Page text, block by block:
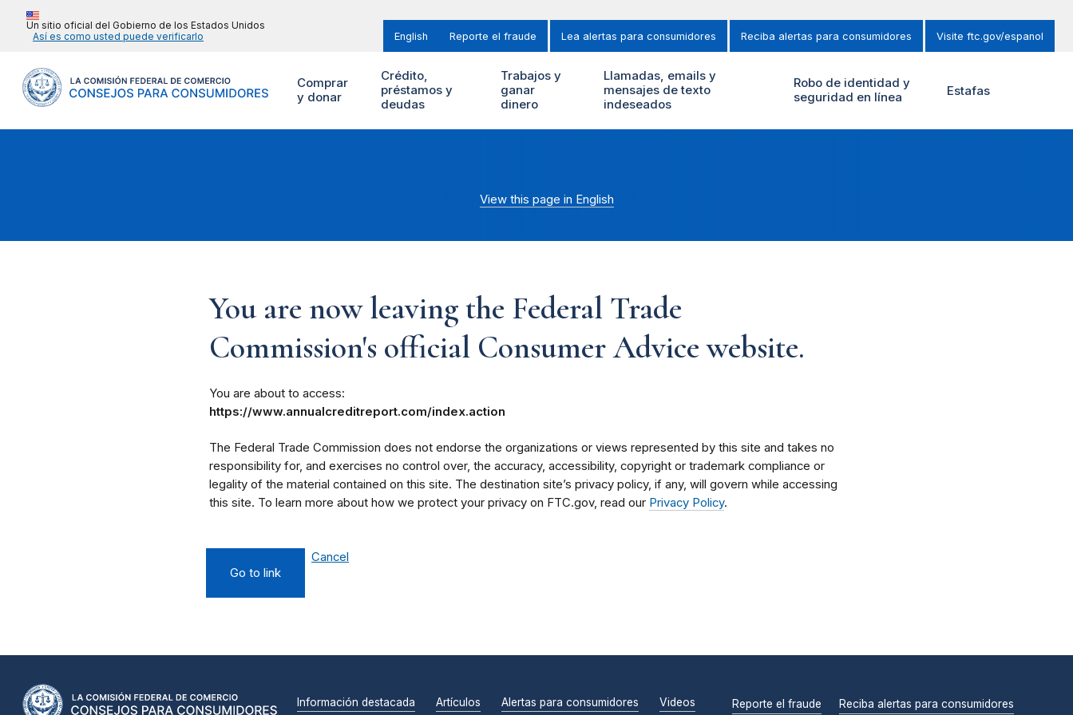
Un sitio oficial del Gobierno de los Estados Unidos
Así es como usted puede verificarlo
English Reporte el fraude Lea alertas para consumidores Reciba alertas para consumidores Visite ftc.gov/espanol
Comprar
y donar
Crédito,
préstamos y
deudas
Trabajos y
ganar
dinero
Llamadas, emails y
mensajes de texto
indeseados
Robo de identidad y
seguridad en línea
Estafas
View this page in English
You are now leaving the Federal Trade
Commission's official Consumer Advice website.
You are about to access:
https://www.annualcreditreport.com/index.action
The Federal Trade Commission does not endorse the organizations or views represented by this site and takes no
responsibility for, and exercises no control over, the accuracy, accessibility, copyright or trademark compliance or
legality of the material contained on this site. The destination site’s privacy policy, if any, will govern while accessing
this site. To learn more about how we protect your privacy on FTC.gov, read our Privacy Policy.
Go to link
Cancel
Información destacada Artículos Alertas para consumidores Videos Reporte el fraude Reciba alertas para consumidores